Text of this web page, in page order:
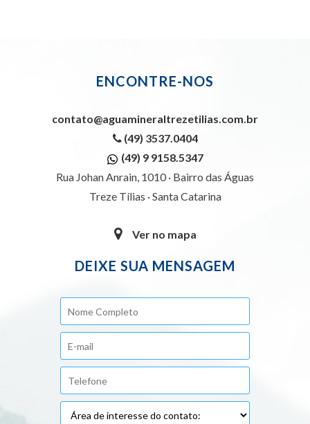
ENCONTRE-NOS
contato@aguamineraltrezetilias.com.br
(49) 3537.0404
(49) 9 9158.5347
Rua Johan Anrain, 1010 · Bairro das Águas
Treze Tílias · Santa Catarina
Ver no mapa
DEIXE SUA MENSAGEM